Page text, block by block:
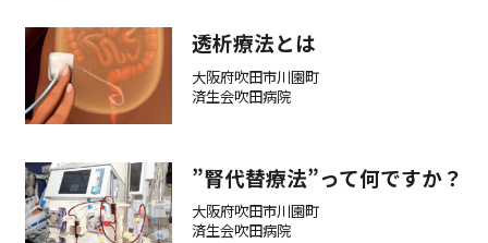
病気のカテゴリー
がん
透析療法とは
大阪府吹田市川園町
済生会吹田病院
”腎代替療法”って何ですか？
大阪府吹田市川園町
済生会吹田病院